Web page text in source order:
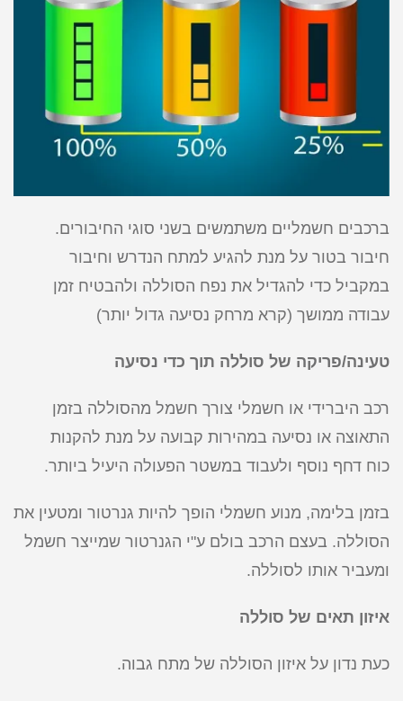
ברכבים חשמליים משתמשים בשני סוגי החיבורים.
חיבור בטור על מנת להגיע למתח הנדרש וחיבור
במקביל כדי להגדיל את נפח הסוללה ולהבטיח זמן
עבודה ממושך (קרא מרחק נסיעה גדול יותר)
טעינה/פריקה של סוללה תוך כדי נסיעה
רכב היברידי או חשמלי צורך חשמל מהסוללה בזמן
התאוצה או נסיעה במהירות קבועה על מנת להקנות
כוח דחף נוסף ולעבוד במשטר הפעולה היעיל ביותר.
בזמן בלימה, מנוע חשמלי הופך להיות גנרטור ומטעין את
הסוללה. בעצם הרכב בולם ע"י הגנרטור שמייצר חשמל
ומעביר אותו לסוללה.
איזון תאים של סוללה
כעת נדון על איזון הסוללה של מתח גבוה.